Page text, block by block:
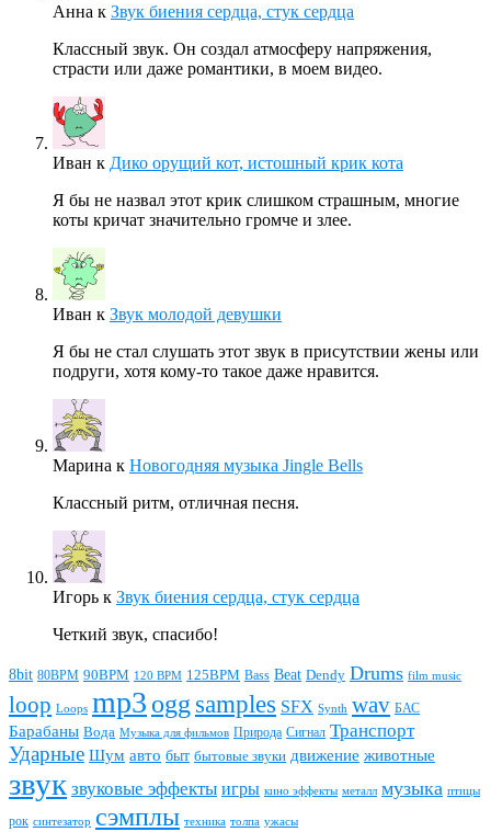
Анна к Звук биения сердца, стук сердца
Классный звук. Он создал атмосферу напряжения,
страсти или даже романтики, в моем видео.
Иван к Дико орущий кот, истошный крик кота
Я бы не назвал этот крик слишком страшным, многие
коты кричат значительно громче и злее.
Иван к Звук молодой девушки
Я бы не стал слушать этот звук в присутствии жены или
подруги, хотя кому-то такое даже нравится.
Марина к Новогодняя музыка Jingle Bells
Классный ритм, отличная песня.
Игорь к Звук биения сердца, стук сердца
Четкий звук, спасибо!
8bit 80BPM 90BPM 120 BPM 125BPM Bass Beat Dendy Drums film music
loop Loops mp3 ogg samples SFX Synth wav БАС
Барабаны Вода Музыка для фильмов Природа Сигнал Транспорт
Ударные Шум авто быт бытовые звуки движение животные
звук звуковые эффекты игры кино эффекты металл музыка птицы
рок синтезатор сэмплы техника толпа ужасы